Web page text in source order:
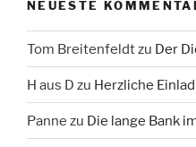
NEUESTE
Tom Breitenfeldtzu Der
H aus D zu Herzliche
Panne zu Die lange Bank